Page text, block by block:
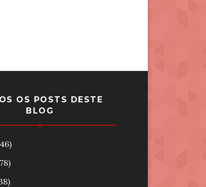
OS POSTS DESTE
BLOG